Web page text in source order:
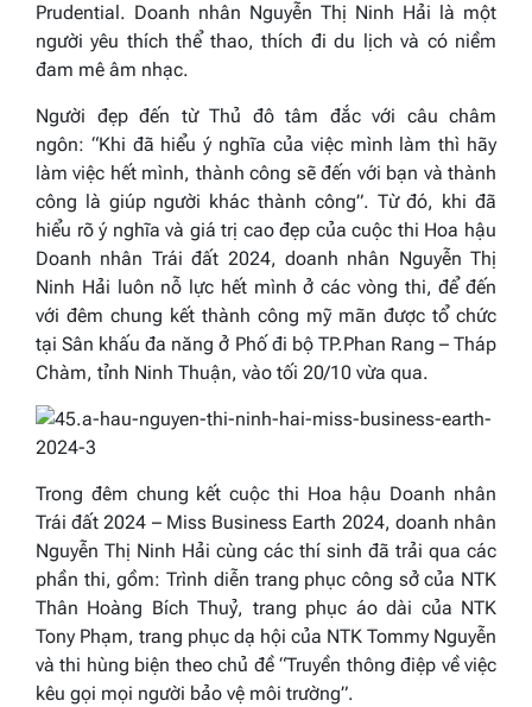
Prudential. Doanh nhân Nguyễn Thị Ninh Hải là một
người yêu thích thể thao, thích đi du lịch và có niềm
đam mê âm nhạc.
Người đẹp đến từ Thủ đô tâm đắc với câu châm
ngôn: “Khi đã hiểu ý nghĩa của việc mình làm thì hãy
làm việc hết mình, thành công sẽ đến với bạn và thành
công là giúp người khác thành công”. Từ đó, khi đã
hiểu rõ ý nghĩa và giá trị cao đẹp của cuộc thi Hoa hậu
Doanh nhân Trái đất 2024, doanh nhân Nguyễn Thị
Ninh Hải luôn nỗ lực hết mình ở các vòng thi, để đến
với đêm chung kết thành công mỹ mãn được tổ chức
tại Sân khấu đa năng ở Phố đi bộ TP.Phan Rang – Tháp
Chàm, tỉnh Ninh Thuận, vào tối 20/10 vừa qua.
Trong đêm chung kết cuộc thi Hoa hậu Doanh nhân
Trái đất 2024 – Miss Business Earth 2024, doanh nhân
Nguyễn Thị Ninh Hải cùng các thí sinh đã trải qua các
phần thi, gồm: Trình diễn trang phục công sở của NTK
Thân Hoàng Bích Thuỷ, trang phục áo dài của NTK
Tony Phạm, trang phục dạ hội của NTK Tommy Nguyễn
và thi hùng biện theo chủ đề “Truyền thông điệp về việc
kêu gọi mọi người bảo vệ môi trường”.